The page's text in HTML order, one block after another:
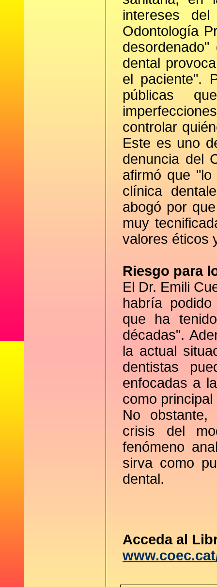
intereses
Odontología
dental
el paciente".
públicas
controlar
Este es uno
denuncia del
afirmó que
clínica
abogó por
muy
valores éticos
Riesgo para
El Dr. Emili
habría
que ha
décadas".
la actual
dentistas
enfocadas a
como principal
No obstante,
crisis del
fenómeno
sirva como
dental.
Acceda al